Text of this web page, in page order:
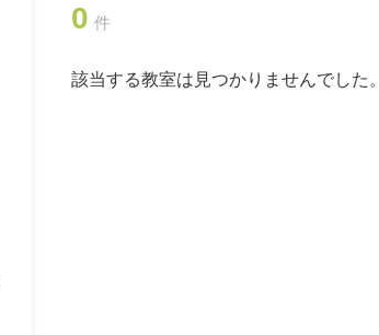
0 件
該当する教室は見つかりませんでした。